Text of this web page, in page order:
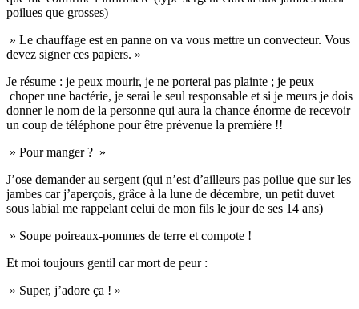
poilues que grosses)
» Le chauffage est en panne on va vous mettre un convecteur. Vous
devez signer ces papiers. »
Je résume : je peux mourir, je ne porterai pas plainte ; je peux
choper une bactérie, je serai le seul responsable et si je meurs je dois
donner le nom de la personne qui aura la chance énorme de recevoir
un coup de téléphone pour être prévenue la première !!
» Pour manger ? »
J’ose demander au sergent (qui n’est d’ailleurs pas poilue que sur les
jambes car j’aperçois, grâce à la lune de décembre, un petit duvet
sous labial me rappelant celui de mon fils le jour de ses 14 ans)
» Soupe poireaux-pommes de terre et compote !
Et moi toujours gentil car mort de peur :
» Super, j’adore ça ! »